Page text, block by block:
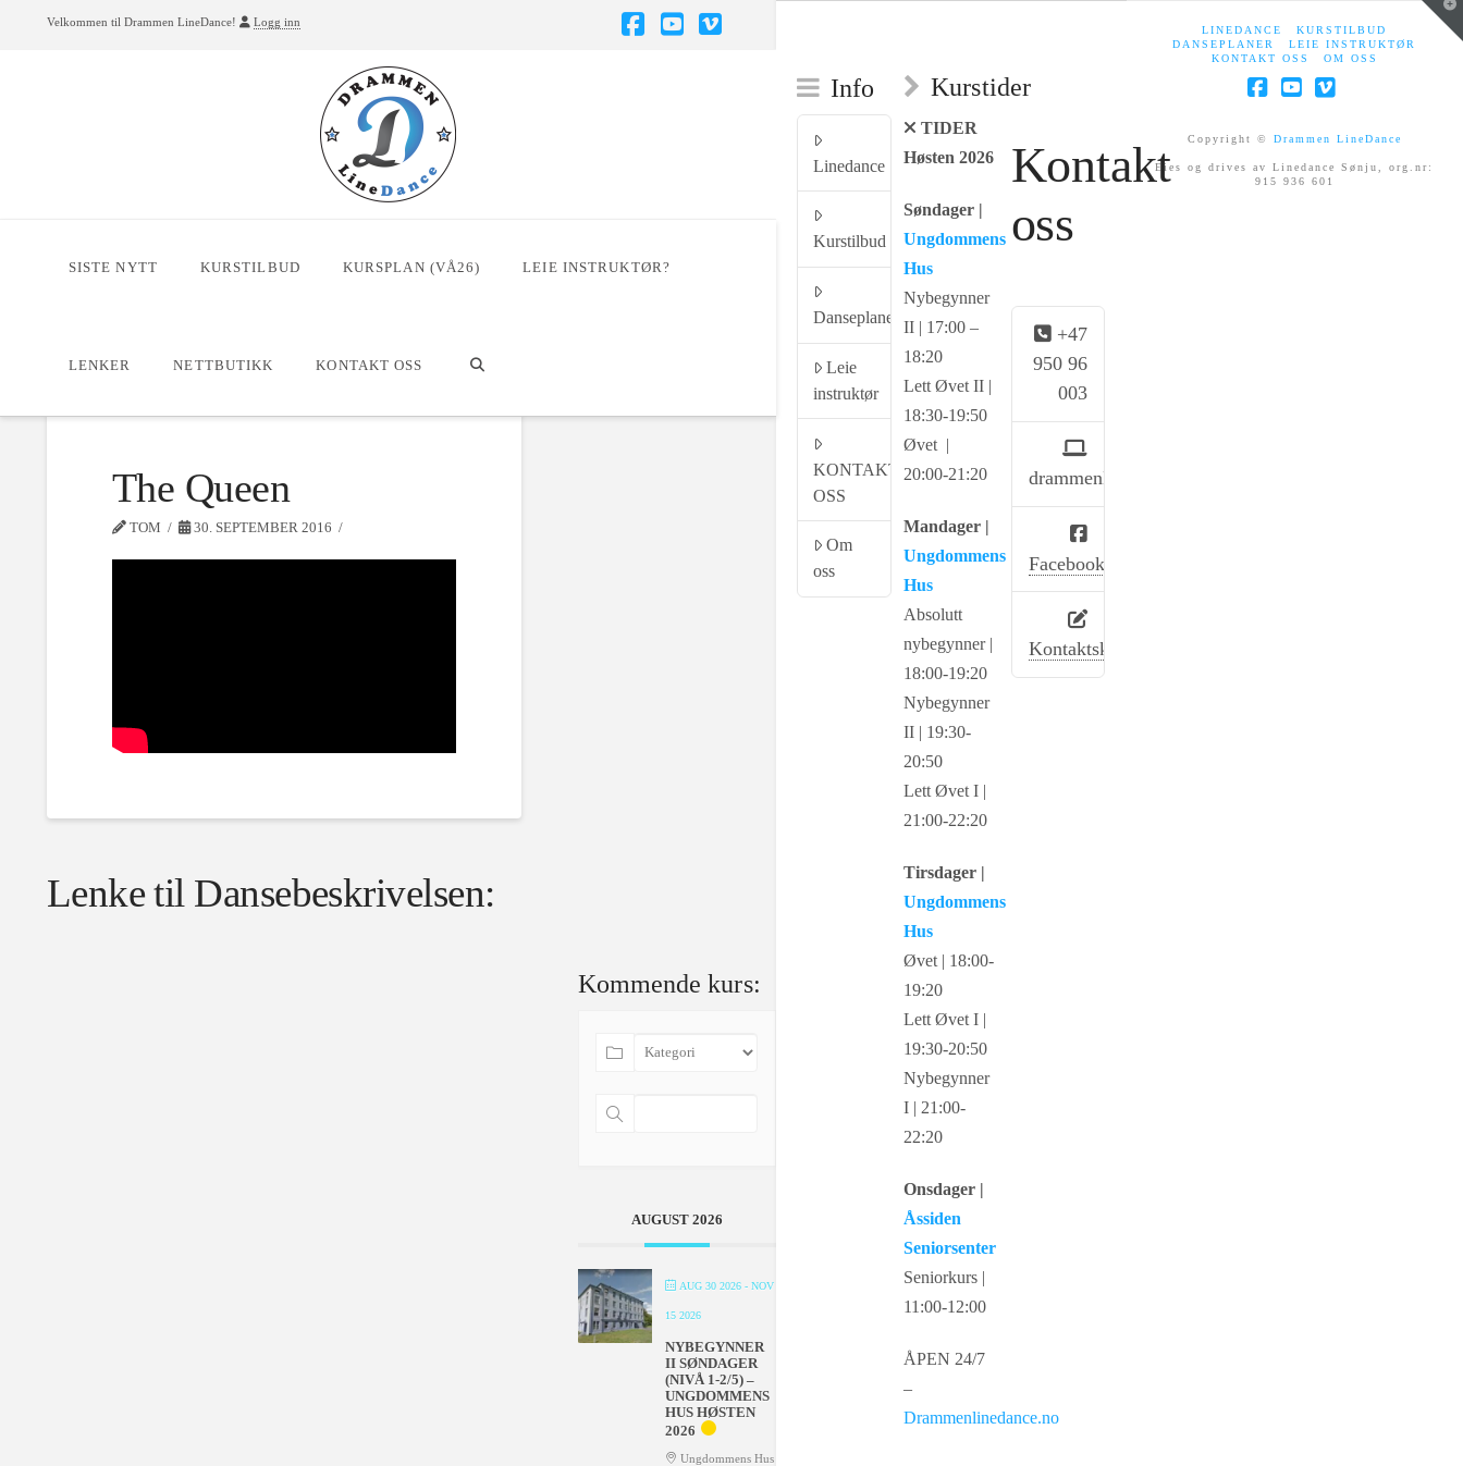
Velkommen til Drammen LineDance! Logg inn
SISTE NYTT KURSTILBUD KURSPLAN (VÅ26) LEIE INSTRUKTØR?
LENKER NETTBUTIKK KONTAKT OSS
The Queen
TOM 30. SEPTEMBER 2016
Lenke til Dansebeskrivelsen:
Kommende kurs:
AUGUST 2026
AUG 30 2026- NOV
15 2026
NYBEGYNNER
II SØNDAGER
(NIVÅ 1-2/5) –
UNGDOMMENS
HUS HØSTEN
2026
Ungdommens Hus
Info
Linedance
Kurstilbud
Danseplaner
Leie
instruktør
KONTAKT
OSS
Om
oss
Kurstider
TIDER
Høsten 2026
Søndager |
Ungdommens
Hus
Nybegynner
II | 17:00 –
18:20
Lett Øvet II |
18:30-19:50
Øvet |
20:00-21:20
Mandager |
Ungdommens
Hus
Absolutt
nybegynner |
18:00-19:20
Nybegynner
II | 19:30-
20:50
Lett Øvet I |
21:00-22:20
Tirsdager |
Ungdommens
Hus
Øvet | 18:00-
19:20
Lett Øvet I |
19:30-20:50
Nybegynner
I | 21:00-
22:20
Onsdager |
Åssiden
Seniorsenter
Seniorkurs |
11:00-12:00
ÅPEN 24/7
–
Drammenlinedance.no
Kontakt
oss
+47
950 96
003
drammenLD@gmail.no
Facebook
Kontaktskjema
LINEDANCE
KURSTILBUD
DANSEPLANER
LEIE INSTRUKTØR
KONTAKT OSS
OM OSS
Copyright © Drammen LineDance
Eies og drives av Linedance Sønju, org.nr:
915 936 601